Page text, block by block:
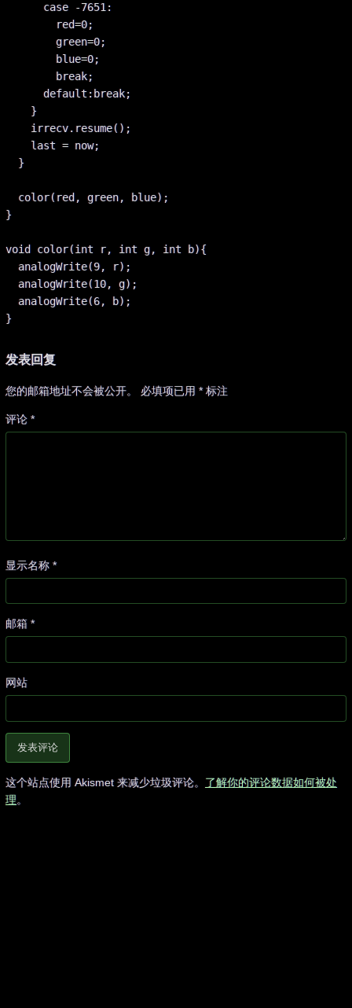
      case -7651:
      default:break;
    }
    irrecv.resume();
    last = now;
  }
  color(red, green, blue);
}
void color(int r, int g, int b){
  analogWrite(9, r);
  analogWrite(10, g);
  analogWrite(6, b);
发表回复
您的邮箱地址不会被公开。 必填项已用 *标注
评论 *
显示名称*
邮箱 *
网站
这个站点使用 Akismet 来减少垃圾评论。 了解你的评论数据如何被处
理。